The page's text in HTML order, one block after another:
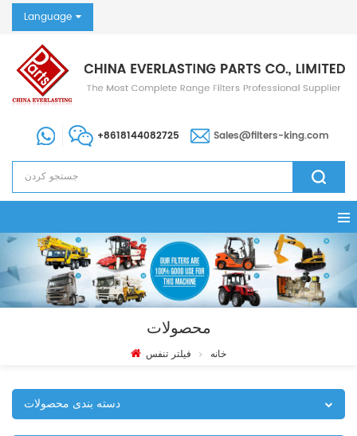
Language
+8618144082725 Sales@filters-king.com
محصولات
خانه فیلتر تنفس
دسته بندی محصولات